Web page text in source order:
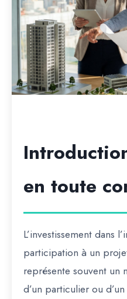
en toute
L’investissement dans
participation à un
représente souvent un
d’un particulier ou